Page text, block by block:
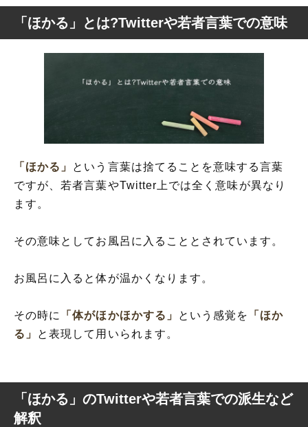
「ほかる」とは?Twitterや若者言葉での意味
「ほかる」 という言葉は捨てることを意味する言葉
ですが、若者言葉やTwitter上では全く意味が異なり
ます。
その意味としてお風呂に入ることとされています。
お風呂に入ると体が温かくなります。
その時に 「体がほかほかする」 という感覚を
「ほか
る」
と表現して用いられます。
「ほかる」のTwitterや若者言葉での派生など
解釈